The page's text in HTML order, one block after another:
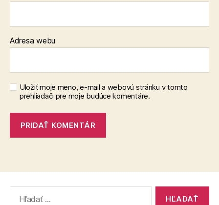
Adresa webu
Uložiť moje meno, e-mail a webovú stránku v tomto
prehliadači pre moje budúce komentáre.